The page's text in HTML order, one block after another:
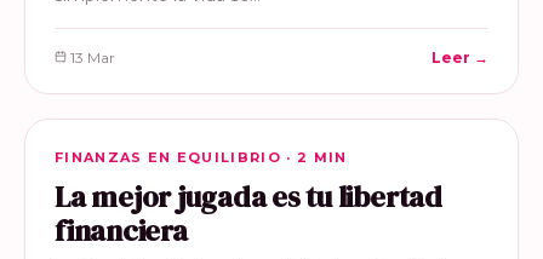
13 Mar Leer →
FINANZAS EN EQUILIBRIO
FINANZAS EN EQUILIBRIO · 2 MIN
La mejor jugada es tu libertad
financiera